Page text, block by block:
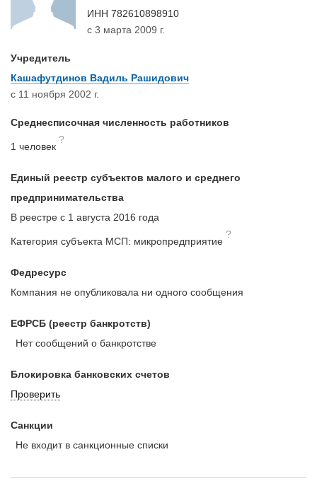
ИНН 782610898910
с 3 марта 2009 г.
Учредитель
Кашафутдинов Вадиль Рашидович
с 11 ноября 2002 г.
Среднесписочная численность работников
1 человек
?
Единый реестр субъектов малого и среднего
предпринимательства
В реестре с 1 августа 2016 года
Категория субъекта МСП: микропредприятие
?
Федресурс
Компания не опубликовала ни одного сообщения
ЕФРСБ (реестр банкротств)
Нет сообщений о банкротстве
Блокировка банковских счетов
Проверить
Санкции
Не входит в санкционные списки